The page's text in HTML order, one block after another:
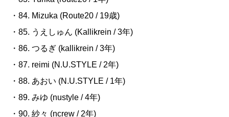
・84. Mizuka (Route20 / 19歳)
・85. うえしゅん (Kallikrein / 3年)
・86. つるぎ (kallikrein / 3年)
・87. reimi (N.U.STYLE / 2年)
・88. あおい (N.U.STYLE / 1年)
・89. みゆ (nustyle / 4年)
・90. 紗々 (ncrew / 2年)